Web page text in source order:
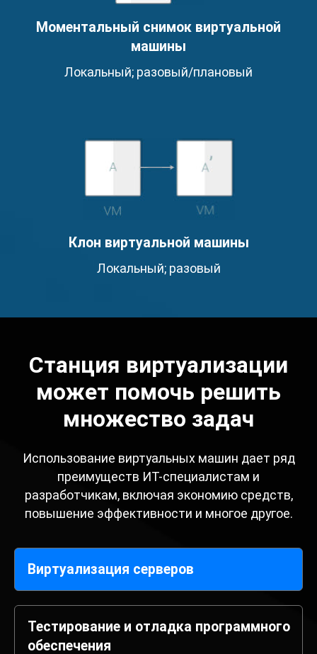
Моментальный снимок виртуальной
машины
Локальный; разовый/плановый
Клон виртуальной машины
Локальный; разовый
Станция виртуализации
может помочь решить
множество задач
Использование виртуальных машин дает ряд
преимуществ ИТ-специалистам и
разработчикам, включая экономию средств,
повышение эффективности и многое другое.
Виртуализация серверов
Тестирование и отладка программного
обеспечения